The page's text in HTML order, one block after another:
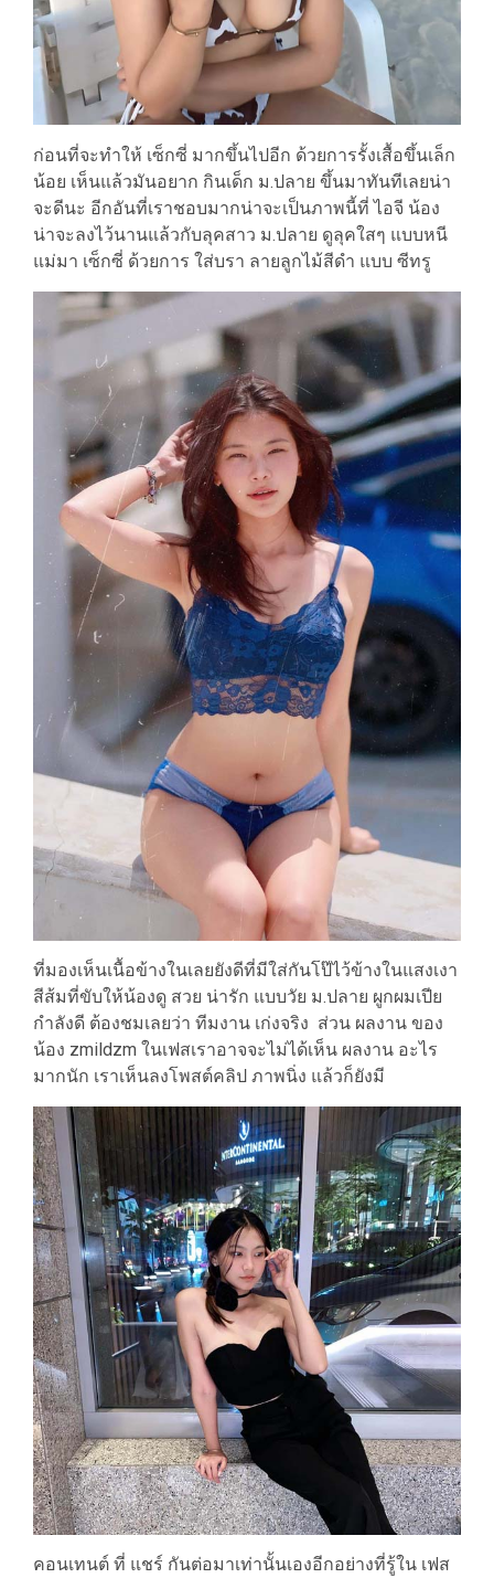
ก่อนที่จะทำให้ เซ็กซี่ มากขึ้นไปอีก ด้วยการรั้งเสื้อขึ้นเล็ก
น้อย เห็นแล้วมันอยาก กินเด็ก ม.ปลาย ขึ้นมาทันทีเลยน่า
จะดีนะ อีกอันที่เราชอบมากน่าจะเป็นภาพนี้ที่ ไอจี น้อง
น่าจะลงไว้นานแล้วกับลุคสาว ม.ปลาย ดูลุคใสๆ แบบหนี
แม่มา เซ็กซี่ ด้วยการ ใส่บรา ลายลูกไม้สีดำ แบบ ซีทรู
ที่มองเห็นเนื้อข้างในเลยยังดีที่มีใส่กันโป๊ไว้ข้างในแสงเงา
สีส้มที่ขับให้น้องดู สวย น่ารัก แบบวัย ม.ปลาย ผูกผมเปีย
กำลังดี ต้องชมเลยว่า ทีมงาน เก่งจริง ส่วน ผลงาน ของ
น้อง zmildzm ในเฟสเราอาจจะไม่ได้เห็น ผลงาน อะไร
มากนัก เราเห็นลงโพสต์คลิป ภาพนิ่ง แล้วก็ยังมี
คอนเทนต์ ที่ แชร์ กันต่อมาเท่านั้นเองอีกอย่างที่รู้ใน เฟส